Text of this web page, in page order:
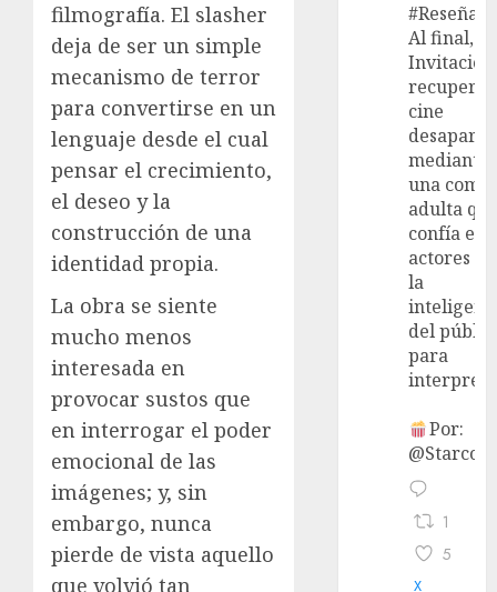
filmografía. El slasher
deja de ser un simple
mecanismo de terror
para convertirse en un
lenguaje desde el cual
pensar el crecimiento,
el deseo y la
construcción de una
identidad propia.
La obra se siente
mucho menos
interesada en
provocar sustos que
en interrogar el poder
emocional de las
imágenes; y, sin
embargo, nunca
pierde de vista aquello
que volvió tan
#Reseña
Al final,
recupera
cine
mediante
una
adulta
confía en
actores y
la
del
para
Por:
1
5
X